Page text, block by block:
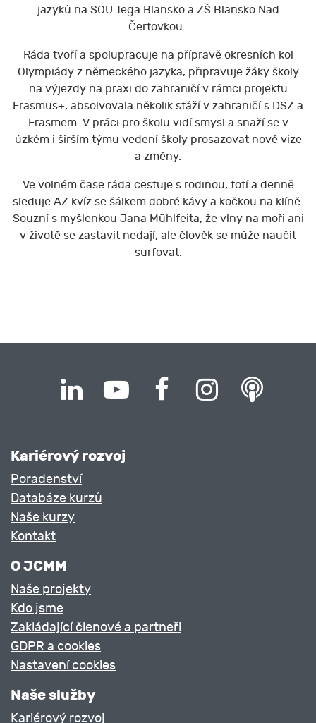
jazyků na SOU Tega Blansko a ZŠ Blansko Nad
Čertovkou.
Ráda tvoří a spolupracuje na přípravě okresních kol
Olympiády z německého jazyka, připravuje žáky školy
na výjezdy na praxi do zahraničí v rámci projektu
Erasmus+, absolvovala několik stáží v zahraničí s DSZ a
Erasmem. V práci pro školu vidí smysl a snaží se v
úzkém i širším týmu vedení školy prosazovat nové vize
a změny.
Ve volném čase ráda cestuje s rodinou, fotí a denně
sleduje AZ kvíz se šálkem dobré kávy a kočkou na klíně.
Souzní s myšlenkou Jana Mühlfeita, že vlny na moři ani
v životě se zastavit nedají, ale člověk se může naučit
surfovat.
Kariérový rozvoj
Poradenství
Databáze kurzů
Naše kurzy
Kontakt
O JCMM
Naše projekty
Kdo jsme
Zakládající členové a partneři
GDPR a cookies
Nastavení cookies
Naše služby
Kariérový rozvoj